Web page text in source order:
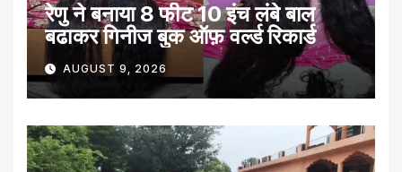
रेणु ने बनाया 8 फीट 10 इंच लंबे बाल
बढाकर गिनीज बुक ऑफ़ वर्ल्ड रिकार्ड
AUGUST 9, 2026